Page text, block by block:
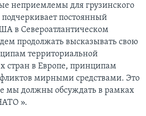
неприемлемы для грузинского
подчеркивает постоянный
в Североатлантическом
продолжать высказывать свою
территориальной
стран в Европе, принципам
мирными средствами. Это
мы должны обсуждать в рамках
».